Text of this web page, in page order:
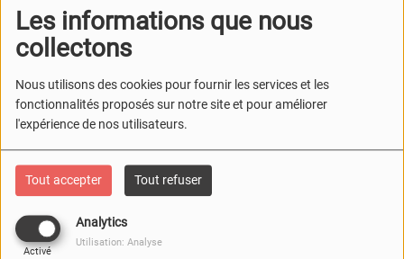
Les informations que nous
collectons
Nous utilisons des cookies pour fournir les services et les
fonctionnalités proposés sur notre site et pour améliorer
l'expérience de nos utilisateurs.
Tout accepter Tout refuser
Analytics
Activé
Utilisation: Analyse
UFC QUE CHOISIR NÎMES
LA GRANDE ÉMISSION